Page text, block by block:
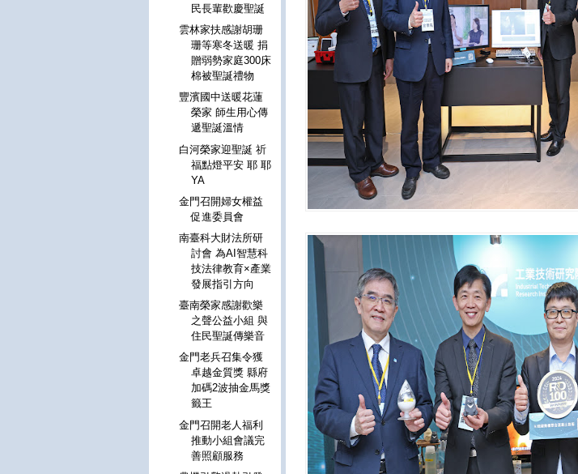
民長輩歡慶聖誕
雲林家扶感謝胡珊
珊等寒冬送暖 捐
贈弱勢家庭300床
棉被聖誕禮物
豐濱國中送暖花蓮
榮家 師生用心傳
遞聖誕溫情
白河榮家迎聖誕 祈
福點燈平安 耶 耶
YA
金門召開婦女權益
促進委員會
南臺科大財法所研
討會 為AI智慧科
技法律教育×產業
發展指引方向
臺南榮家感謝歡樂
之聲公益小組 與
住民聖誕傳樂音
金門老兵召集令獲
卓越金質獎 縣府
加碼2波抽金馬獎
籤王
金門召開老人福利
推動小組會議完
善照顧服務